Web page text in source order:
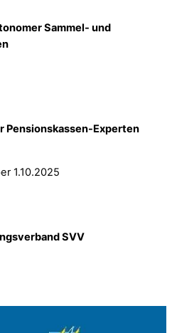
Sammel- und
Pensionskassen-Experten
1.10.2025
SVV